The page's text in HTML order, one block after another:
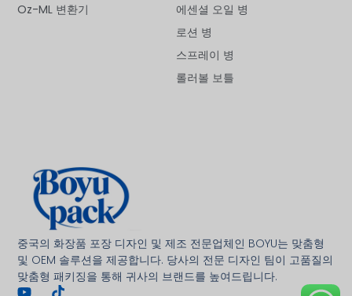
중국의 화장품 포장 디자인 및 제조 전문업체인 BOYU는 맞춤형
및 OEM 솔루션을 제공합니다. 당사의 전문 디자인 팀이 고품질의
맞춤형 패키징을 통해 귀사의 브랜드를 높여드립니다.
에센셜 오일 병
로션 병
스프레이 병
롤러볼 보틀
Oz-ML 변환기
Italiano
日本語